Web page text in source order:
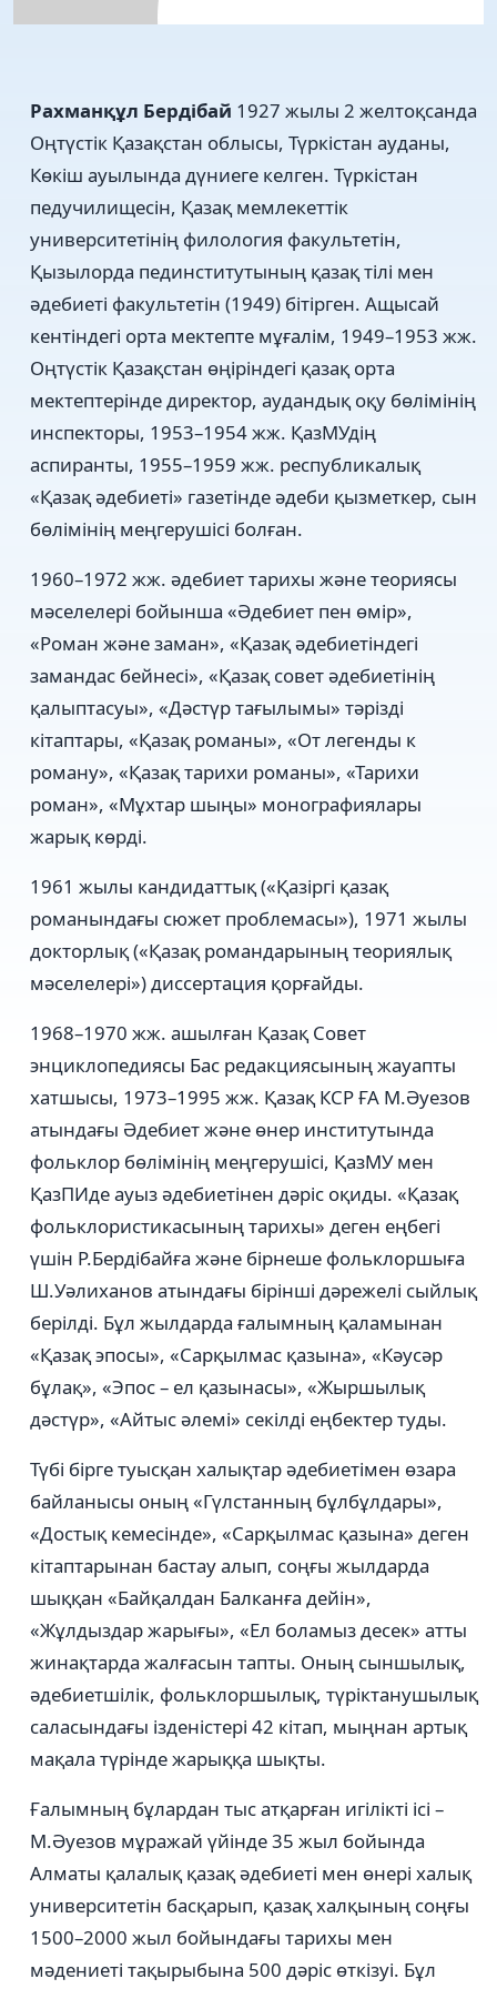
Рахманқұл Бердібай 1927 жылы 2 желтоқсанда
Оңтүстік Қазақстан облысы, Түркістан ауданы,
Көкіш ауылында дүниеге келген. Түркістан
педучилищесін, Қазақ мемлекеттік
университетінің филология факультетін,
Қызылорда пединститутының қазақ тілі мен
әдебиеті факультетін (1949) бітірген. Ащысай
кентіндегі орта мектепте мұғалім, 1949–1953 жж.
Оңтүстік Қазақстан өңіріндегі қазақ орта
мектептерінде директор, аудандық оқу бөлімінің
инспекторы, 1953–1954 жж. ҚазМУдің
аспиранты, 1955–1959 жж. республикалық
«Қазақ әдебиеті» газетінде әдеби қызметкер, сын
бөлімінің меңгерушісі болған.
1960–1972 жж. әдебиет тарихы және теориясы
мәселелері бойынша «Әдебиет пен өмір»,
«Роман және заман», «Қазақ әдебиетіндегі
замандас бейнесі», «Қазақ совет әдебиетінің
қалыптасуы», «Дәстүр тағылымы» тәрізді
кітаптары, «Қазақ романы», «От легенды к
роману», «Қазақ тарихи романы», «Тарихи
роман», «Мұхтар шыңы» монографиялары
жарық көрді.
1961 жылы кандидаттық («Қазіргі қазақ
романындағы сюжет проблемасы»), 1971 жылы
докторлық («Қазақ романдарының теориялық
мәселелері») диссертация қорғайды.
1968–1970 жж. ашылған Қазақ Совет
энциклопедиясы Бас редакциясының жауапты
хатшысы, 1973–1995 жж. Қазақ КСР ҒА М.Әуезов
атындағы Әдебиет және өнер институтында
фольклор бөлімінің меңгерушісі, ҚазМУ мен
ҚазПИде ауыз әдебиетінен дәріс оқиды. «Қазақ
фольклористикасының тарихы» деген еңбегі
үшін Р.Бердібайға және бірнеше фольклоршыға
Ш.Уәлиханов атындағы бірінші дәрежелі сыйлық
берілді. Бұл жылдарда ғалымның қаламынан
«Қазақ эпосы», «Сарқылмас қазына», «Кәусәр
бұлақ», «Эпос – ел қазынасы», «Жыршылық
дәстүр», «Айтыс әлемі» секілді еңбектер туды.
Түбі бірге туысқан халықтар әдебиетімен өзара
байланысы оның «Гүлстанның бұлбұлдары»,
«Достық кемесінде», «Сарқылмас қазына» деген
кітаптарынан бастау алып, соңғы жылдарда
шыққан «Байқалдан Балканға дейін»,
«Жұлдыздар жарығы», «Ел боламыз десек» атты
жинақтарда жалғасын тапты. Оның сыншылық,
әдебиетшілік, фольклоршылық, түріктанушылық
саласындағы ізденістері 42 кітап, мыңнан артық
мақала түрінде жарыққа шықты.
Ғалымның бұлардан тыс атқарған игілікті ісі –
М.Әуезов мұражай үйінде 35 жыл бойында
Алматы қалалық қазақ әдебиеті мен өнері халық
университетін басқарып, қазақ халқының соңғы
1500–2000 жыл бойындағы тарихы мен
мәдениеті тақырыбына 500 дәріс өткізуі. Бұл